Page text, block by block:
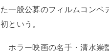
た一般公募のフィルムコンペ
初という。
ホラー映画の名手・清水崇